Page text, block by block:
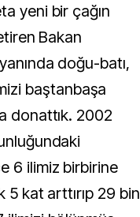
yeni bir çağın
Bakan
doğu-batı,
baştanbaşa
donattık. 2002
6 ilimiz birbirine
5 kat arttırıp 29 bin